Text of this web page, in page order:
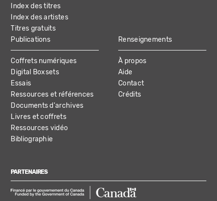
Index des titres
Index des artistes
Titres gratuits
Publications
Coffrets numériques
Digital Boxsets
Essais
Ressources et références
Documents d'archives
Livres et coffrets
Ressources vidéo
Bibliographie
Renseignements
À propos
Aide
Contact
Crédits
PARTENAIRES